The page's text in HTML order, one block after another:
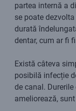
partea internă a
se poate
durată
dentar, cum ar fi
Există câteva
posibilă infecție
de canal.
ameliorează,